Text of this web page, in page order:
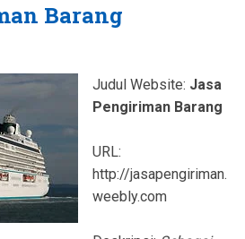
Barang
Judul Website: Jasa
Pengiriman Barang
URL:
http://jasapengiriman.
weebly.com